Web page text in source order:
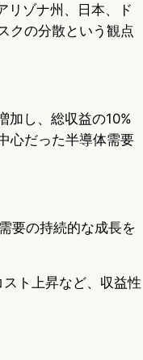
リゾナ州、日本、ド
クの分散という観点
加し、総収益の10%
心だった半導体需要
要の持続的な成長を
ト上昇など、収益性